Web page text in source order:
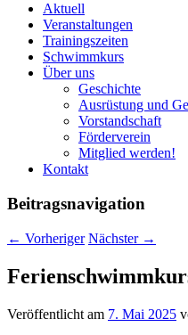
Aktuell
Veranstaltungen
Trainingszeiten
Schwimmkurs
Über uns
Geschichte
Ausrüstung und
Vorstandschaft
Förderverein
Mitglied werden!
Kontakt
Beitragsnavigation
← Vorheriger Nächster →
Veröffentlicht am 7. Mai 2025